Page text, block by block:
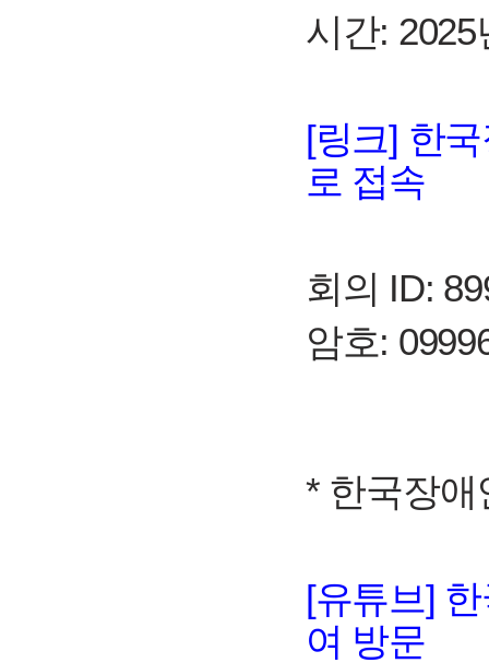
시간:
[링크] 한
로 접속
회의 ID:
암호:
* 한국장애
[유튜브]
여 방문